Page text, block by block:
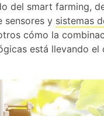
del smart farming,
sensores y sistemas
cómo la
está llevando